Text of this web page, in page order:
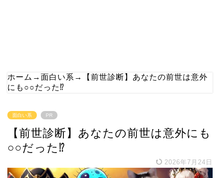
ホーム → 面白い系 →
【前世診断】あなたの前世は意外
にも○○だった⁉
面白い系 PR
【前世診断】あなたの前世は意外にも
○○だった⁉
2026年7月24日